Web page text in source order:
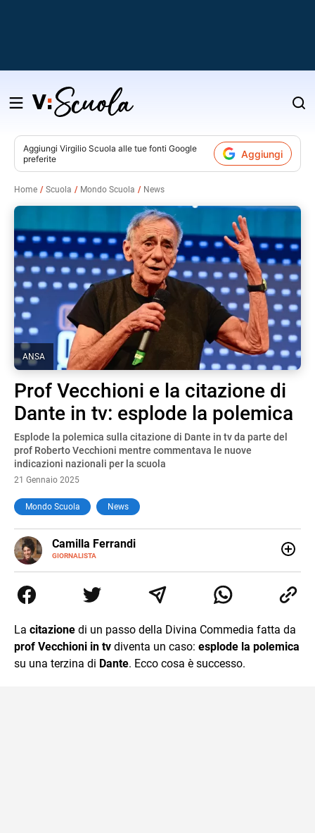
Salta
contenuto
Aggiungi Virgilio Scuola alle tue fonti Google
preferite
Aggiungi
Home Scuola Mondo Scuola News
ANSA
Prof Vecchioni e la citazione di
Dante in tv: esplode la polemica
Esplode la polemica sulla citazione di Dante in tv da parte del
prof Roberto Vecchioni mentre commentava le nuove
indicazioni nazionali per la scuola
21 Gennaio 2025
Mondo Scuola News
Camilla Ferrandi
GIORNALISTA
E-
MAIL
LINKEDIN
di trasformare la passione per la scrittura in un lavoro, e
da lì non mi sono più fermata. L’attualità è il mio pane
mente.
La citazione di un passo della Divina Commedia fatta da
prof Vecchioni in tv diventa un caso: esplode la polemica
su una terzina di Dante. Ecco cosa è successo.